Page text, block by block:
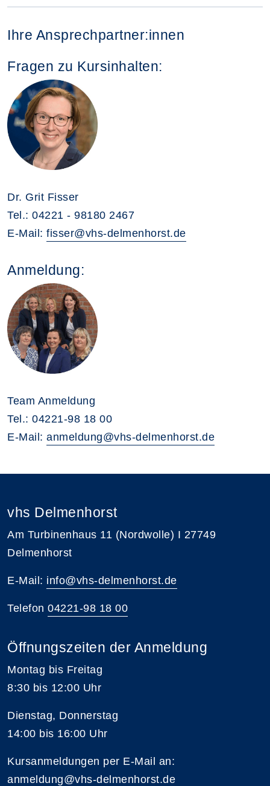
Ihre Ansprechpartner:innen
Fragen zu Kursinhalten:
Dr. Grit Fisser
Tel.: 04221 - 98180 2467
E-Mail: fisser@vhs-delmenhorst.de
Anmeldung:
Team Anmeldung
Tel.: 04221-98 18 00
E-Mail: anmeldung@vhs-delmenhorst.de
vhs Delmenhorst
Am Turbinenhaus 11 (Nordwolle) I 27749
Delmenhorst
E-Mail: info@vhs-delmenhorst.de
Telefon 04221-98 18 00
Öffnungszeiten der Anmeldung
Montag bis Freitag
8:30 bis 12:00 Uhr
Dienstag, Donnerstag
14:00 bis 16:00 Uhr
Kursanmeldungen per E-Mail an:
anmeldung@vhs-delmenhorst.de